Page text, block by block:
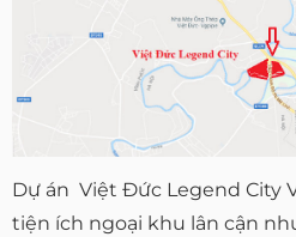
Dự án Việt Đức Legend City
tiện ích ngoại khu lân cận